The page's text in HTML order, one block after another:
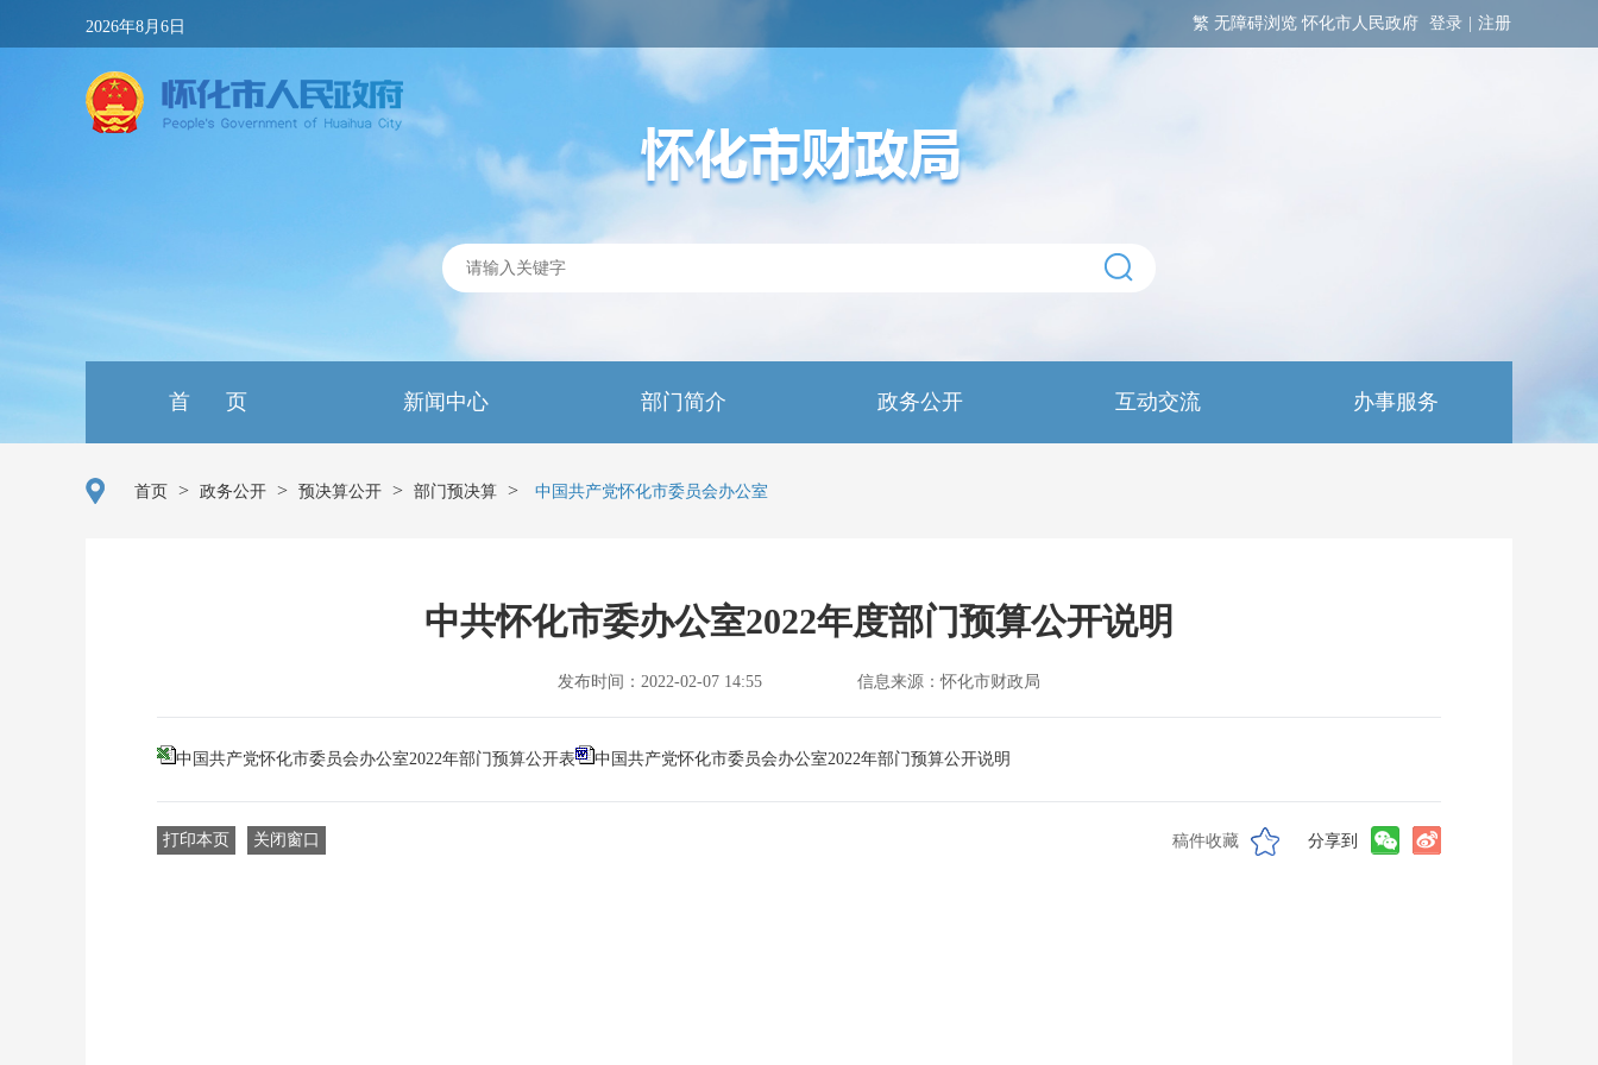
2026年8月6日 繁 无障碍浏览 怀化市人民政府 登录 注册
首 页 新闻中心 部门简介 政务公开 互动交流 办事服务
首页 > 政务公开 > 预决算公开 > 部门预决算 > 中国共产党怀化市委员会办公室
中共怀化市委办公室2022年度部门预算公开说明
发布时间：2022-02-07 14:55 信息来源：怀化市财政局
中国共产党怀化市委员会办公室2022年部门预算公开表 中国共产党怀化市委员会办公室2022年部门预算公开说明
打印本页 关闭窗口 稿件收藏 分享到